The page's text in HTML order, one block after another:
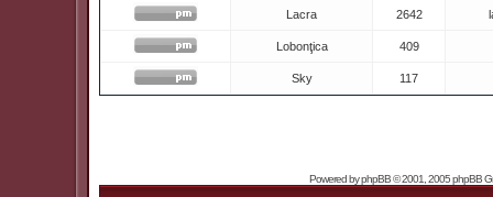
Lacra 2642
Lobonţica 409
Sky 117
Powered byphpBB© 2001, 2005 phpBB